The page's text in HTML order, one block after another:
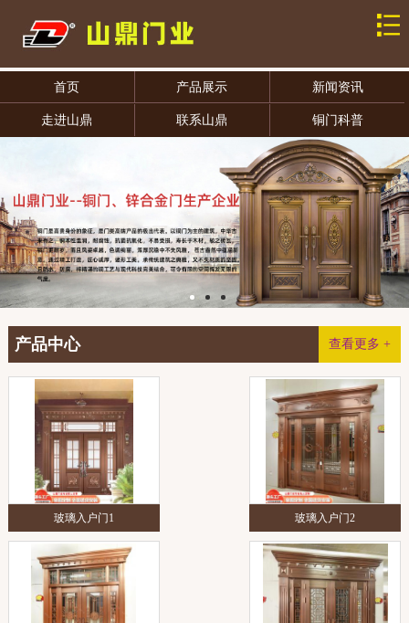
首页 产品展示 新闻资讯
走进山鼎 联系山鼎 铜门科普
查看更多 +
产品中心
玻璃入户门1 玻璃入户门2